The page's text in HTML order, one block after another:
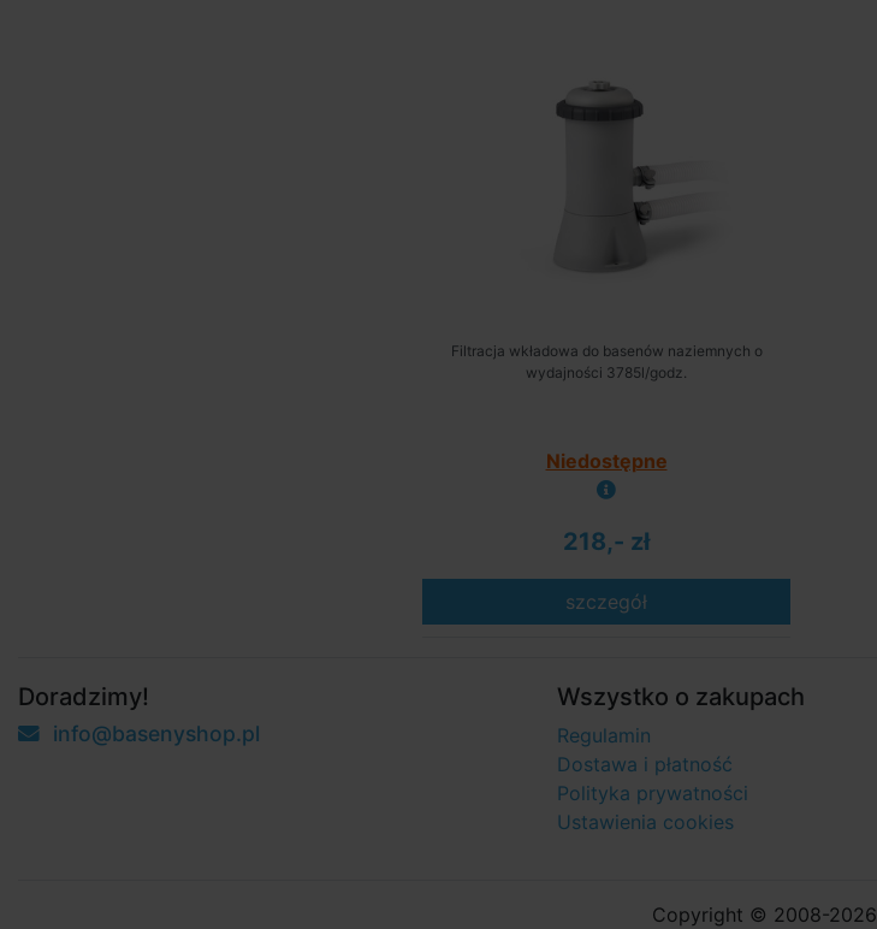
Filtracja wkładowa do basenów naziemnych o
wydajności 3785l/godz.
Niedostępne
218,- zł
szczegół
Doradzimy!
info@basenyshop.pl
Wszystko o zakupach
Regulamin
Dostawa i płatność
Polityka prywatności
Ustawienia cookies
Copyright © 2008-2026